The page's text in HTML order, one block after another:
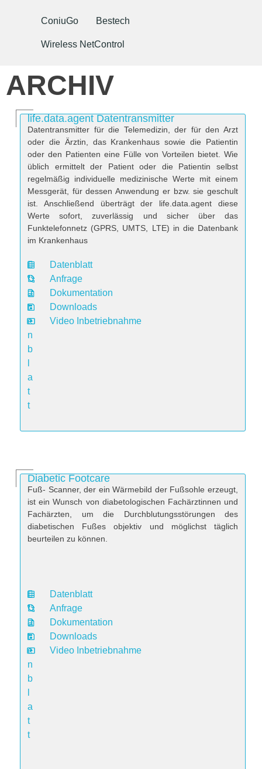
ConiuGo Bestech
Wireless NetControl
ARCHIV
life.data.agent Datentransmitter
Datentransmitter für die Telemedizin, der für den Arzt
oder die Ärztin, das Krankenhaus sowie die Patientin
oder den Patienten eine Fülle von Vorteilen bietet. Wie
üblich ermittelt der Patient oder die Patientin selbst
regelmäßig individuelle medizinische Werte mit einem
Messgerät, für dessen Anwendung er bzw. sie geschult
ist. Anschließend überträgt der life.data.agent diese
Werte sofort, zuverlässig und sicher über das
Funktelefonnetz (GPRS, UMTS, LTE) in die Datenbank
im Krankenhaus
D
a
t
e
n
b
a
t
t
Datenblatt
Anfrage
Dokumentation
Downloads
Video Inbetriebnahme
Diabetic Footcare
Fuß- Scanner, der ein Wärmebild der Fußsohle erzeugt,
ist ein Wunsch von diabetologischen Fachärztinnen und
Fachärzten, um die Durchblutungsstörungen des
diabetischen Fußes objektiv und möglichst täglich
beurteilen zu können.
D
a
t
e
n
b
a
t
t
Datenblatt
Anfrage
Dokumentation
Downloads
Video Inbetriebnahme